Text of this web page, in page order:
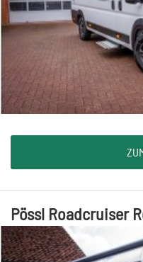
Pössl Roadcruiser